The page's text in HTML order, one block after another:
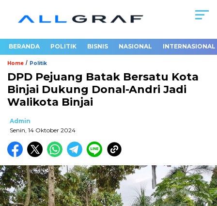
BERANDA POLITIK BISNIS NASIONAL INTERNASIONAL
Home / Politik
DPD Pejuang Batak Bersatu Kota
Binjai Dukung Donal-Andri Jadi
Walikota Binjai
Admin
Senin, 14 Oktober 2024